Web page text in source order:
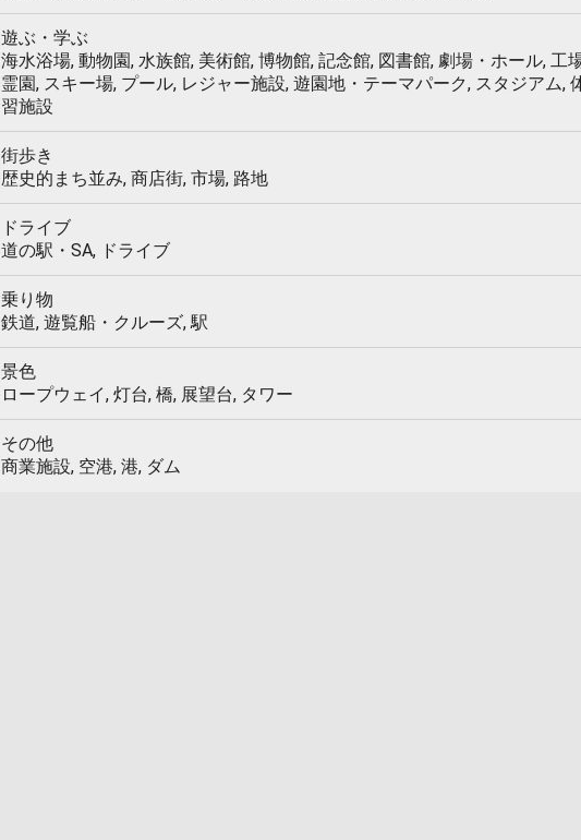
遊ぶ・学ぶ
海水浴場, 動物園, 水族館, 美術館, 博物館, 記念館, 図書館, 劇場・ホール, 工
霊園, スキー場, プール, レジャー施設, 遊園地・テーマパーク, スタジアム,
習施設
街歩き
歴史的まち並み, 商店街, 市場, 路地
ドライブ
道の駅・SA, ドライブ
乗り物
鉄道, 遊覧船・クルーズ, 駅
景色
ロープウェイ, 灯台, 橋, 展望台, タワー
その他
商業施設, 空港, 港, ダム